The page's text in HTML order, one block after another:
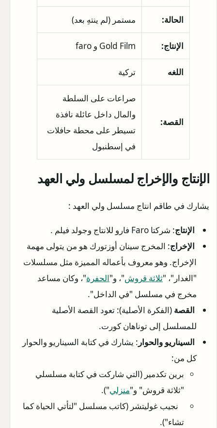
الحالة: مستمر (لم ينتهِ بعد)
الإنتاج: Gold Film و faro
اللغه تركية
القصة:
صراعات على السلطة
والمال داخل عائلة نافذة
تسيطر على محطة حافلات
في إسطنبول
الإنتاج والإخراج لمسلسل ولي العهد
يشارك في طاقم انتاج مسلسل ولي العهد :
الإنتاج: شركتا Faro فارو للانتاج وجولد فيلم .
الإخراج: المخرج سينان أوزتورك هو من يتولى مهمة
الإخراج. وهو معروف بأعماله المميزة مثل مسلسلات
"الغدار"، "ثلاثة قروش"، و"الحفرة"، وكان مساعد
مخرج في مسلسل "في الداخل".
القصة (الفكرة الأصلية): تعود القصة الأصلية
للمسلسل إلى توناهان كورت.
السيناريو والحوار : يشارك في كتابة السيناريو والحوار
كل من:
برين تكدمير (التي شاركت في كتابة مسلسلي
"ثلاثة قروش" و"منزلي").
نجيب غوليتشر (كاتب مسلسل "لتأتي الحياة كما
تشاء").